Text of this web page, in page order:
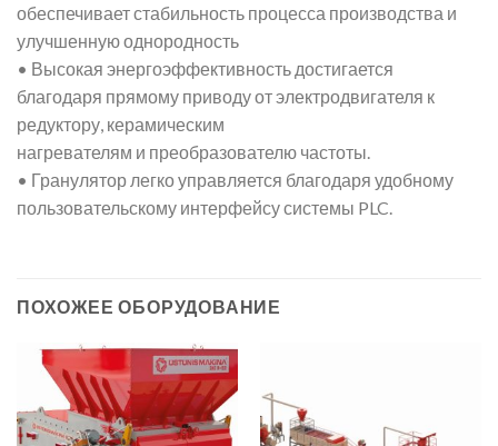
обеспечивает стабильность процесса производства и
улучшенную однородность
• Высокая энергоэффективность достигается
благодаря прямому приводу от электродвигателя к
редуктору, керамическим
нагревателям и преобразователю частоты.
• Гранулятор легко управляется благодаря удобному
пользовательскому интерфейсу системы PLC.
ПОХОЖЕЕ ОБОРУДОВАНИЕ